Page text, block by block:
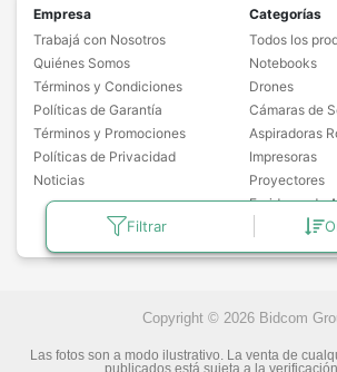
Filtrar
Empresa
Trabajá con Nosotros
Quiénes Somos
Términos y Condiciones
Políticas de Garantía
Términos y Promociones
Políticas de Privacidad
Noticias
Categorías
Todos los
Notebooks
Drones
Cámaras de
Aspiradoras
Impresoras
Proyectores
Freidoras de
Masajeadores
Copyright © 2026 Bidcom
Las fotos son a modo ilustrativo. La venta de
publicados está sujeta a la